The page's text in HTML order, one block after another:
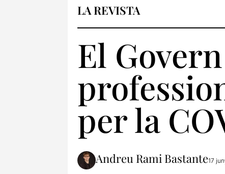
LA REVISTA
El
per la
Andreu Rami Bastante17